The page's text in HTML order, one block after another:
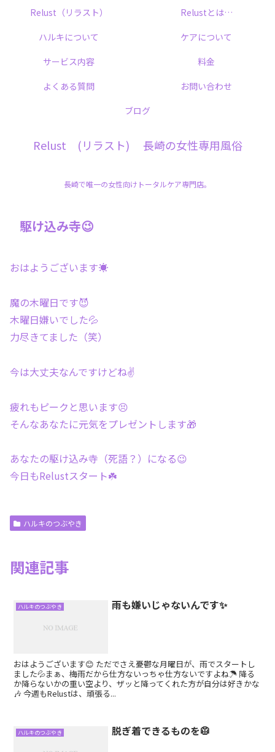
Relust (リラスト) 長崎の女性専用風俗
長崎で唯一の女性向けトータルケア専門店。
Relust（リラスト）
Relustとは…
ハルキについて
ケアについて
サービス内容
料金
よくある質問
お問い合わせ
ブログ
駆け込み寺😉
おはようございます☀
魔の木曜日です😈
木曜日嫌いでした💦
力尽きてました（笑）
今は大丈夫なんですけどね✌️
疲れもピークと思います😣
そんなあなたに元気をプレゼントします🎁
あなたの駆け込み寺（死語？）になる😉
今日もRelustスタート☘️
ハルキのつぶやき
関連記事
ハルキのつぶやき 雨も嫌いじゃないんです✨
おはようございます😊 ただでさえ憂鬱な月曜日が、雨でスタートし
ました💦まぁ、梅雨だから仕方ないっちゃ仕方ないですよね☂️ 降る
か降らないかの重い空より、ザッと降ってくれた方が自分は好きかな
🎶 今週もRelustは、頑張る...
ハルキのつぶやき 脱ぎ着できるものを🥼